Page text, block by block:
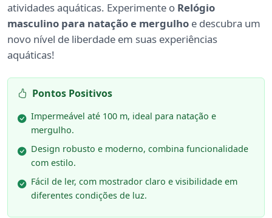
atividades aquáticas. Experimente o Relógio
masculino para natação e mergulho e descubra um
novo nível de liberdade em suas experiências
aquáticas!
Pontos Positivos
Impermeável até 100 m, ideal para natação e
mergulho.
Design robusto e moderno, combina funcionalidade
com estilo.
Fácil de ler, com mostrador claro e visibilidade em
diferentes condições de luz.